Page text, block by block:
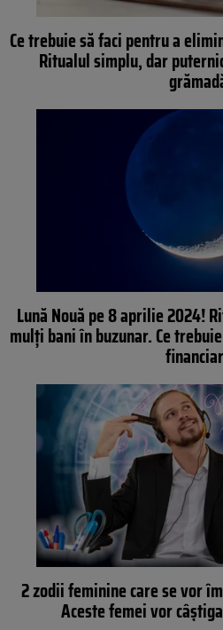
Ce trebuie să faci pentru a
Ritualul simplu, dar
Lună Nouă pe 8 aprilie 2024!
mulți bani în buzunar. Ce
2 zodii feminine care se vor
Aceste femei vor